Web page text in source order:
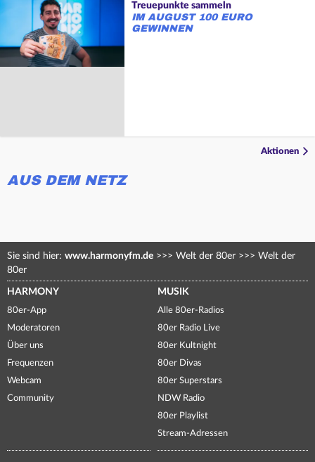
Treuepunkte sammeln
IM AUGUST 100 EURO
GEWINNEN
Aktionen
AUS DEM NETZ
Sie sind hier: www.harmonyfm.de >>> Welt der 80er >>> Welt der
80er
HARMONY
80er-App
Moderatoren
Über uns
Frequenzen
Webcam
Community
MUSIK
Alle 80er-Radios
80er Radio Live
80er Kultnight
80er Divas
80er Superstars
NDW Radio
80er Playlist
Stream-Adressen